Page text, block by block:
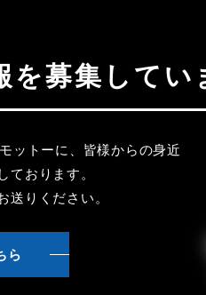
を募集してい
ットーに、皆様からの身近
ております。
送りください。
ら